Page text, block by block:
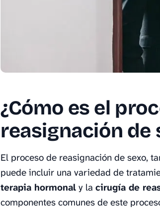
¿Cómo es el
reasignación de
El proceso de reasignación de sexo,
puede incluir una variedad de
terapia hormonal y la cirugía de
componentes comunes de este